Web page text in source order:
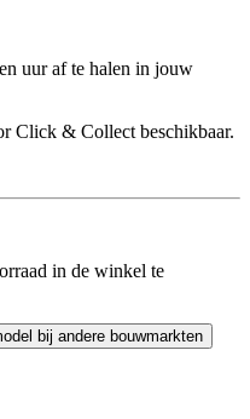
uur af te halen in jouw
Click & Collect beschikbaar.
in de winkel te
bij andere bouwmarkten